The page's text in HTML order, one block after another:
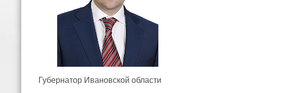
Губернатор Ивановской области